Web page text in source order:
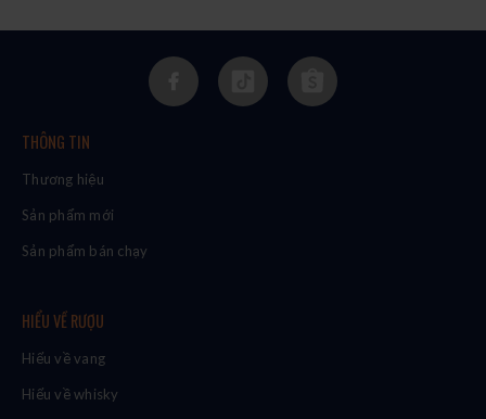
THÔNG TIN
Thương hiệu
Sản phẩm mới
Sản phẩm bán chạy
HIỂU VỀ RƯỢU
Hiểu về vang
Hiểu về whisky